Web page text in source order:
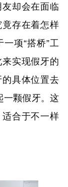
却会在面临
存在着怎样
项“搭桥”工
实现假牙的
具体位置去
一颗假牙。这
合于不一样